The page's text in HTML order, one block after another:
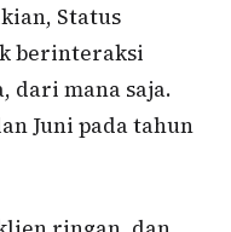
Status
berinteraksi
dari mana saja.
Juni pada tahun